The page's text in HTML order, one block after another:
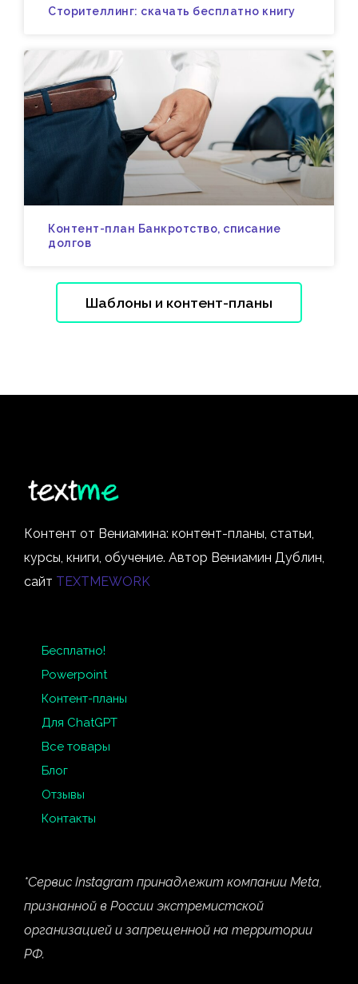
Сторителлинг: скачать бесплатно книгу
Контент-план Банкротство, списание
долгов
Шаблоны и контент-планы
Контент от Вениамина: контент-планы, статьи,
курсы, книги, обучение. Автор Вениамин Дублин,
сайт TEXTMEWORK
Бесплатно!
Powerpoint
Контент-планы
Для ChatGPT
Все товары
Блог
Отзывы
Контакты
*Сервис Instagram принадлежит компании Meta,
признанной в России экстремистской
организацией и запрещенной на территории
РФ.